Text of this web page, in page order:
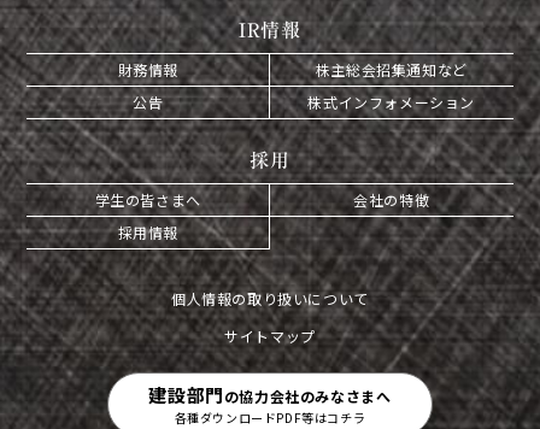
IR情報
財務情報
株主総会招集通知など
公告
株式インフォメーション
採用
学生の皆さまへ
会社の特徴
採用情報
個人情報の取り扱いについて
サイトマップ
建設部門の協力会社のみなさまへ
各種ダウンロードPDF等はコチラ